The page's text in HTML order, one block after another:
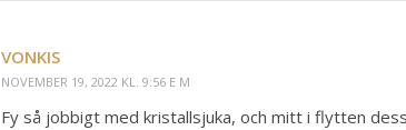
VONKIS
NOVEMBER 19, 2022 KL. 9:56 E M
Fy så jobbigt med kristallsjuka, och mitt i flytten